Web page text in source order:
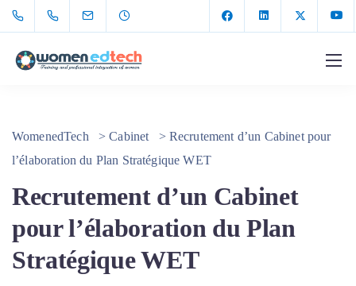
WomenedTech >Cabinet > Recrutement d’un Cabinet pour
l’élaboration du Plan Stratégique WET
Recrutement d’un Cabinet
pour l’élaboration du Plan
Stratégique WET